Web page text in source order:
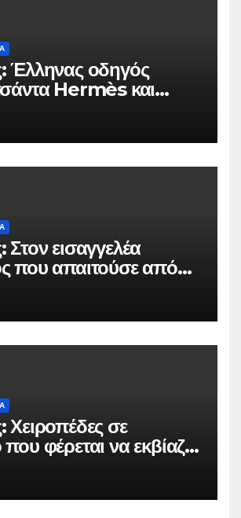
Έλληνας οδηγός
Hermès και
75.000 ευρώ από
εισαγγελέα
που απαιτούσε από
80.000 ευρώ για
καταγγελίες σε
Χειροπέδες σε
φέρεται να εκβίαζε
για να «θάψει»
– Η παγίδα
η ΕΛ.ΑΣ.